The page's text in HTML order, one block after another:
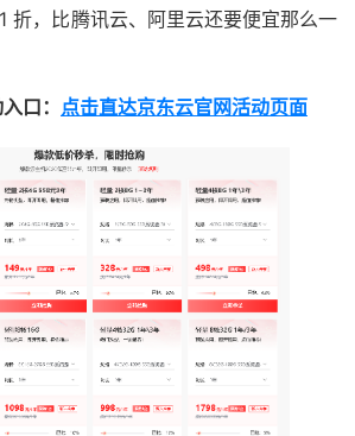
折，比腾讯云、阿里云还要便宜那么一
口： 点击直达京东云官网活动页面